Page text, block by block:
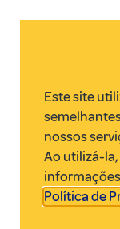
Este site
nossos
Ao utilizá-
Política de